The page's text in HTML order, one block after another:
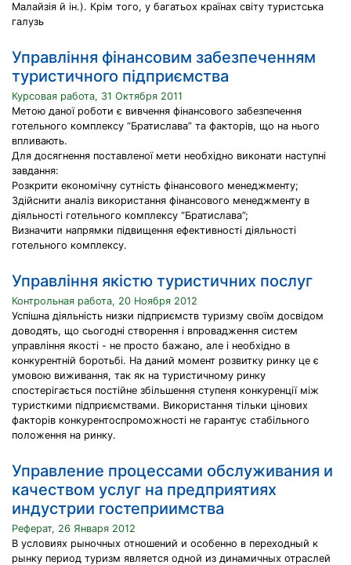
Малайзія й ін.). Крім того, у багатьох країнах світу туристська
галузь
Управління фінансовим забезпеченням
туристичного підприємства
Курсовая работа, 31 Октября 2011
Метою даної роботи є вивчення фінансового забезпечення
готельного комплексу “Братислава” та факторів, що на нього
впливають.
Для досягнення поставленої мети необхідно виконати наступні
завдання:
Розкрити економічну сутність фінансового менеджменту;
Здійснити аналіз використання фінансового менеджменту в
діяльності готельного комплексу “Братислава”;
Визначити напрямки підвищення ефективності діяльності
готельного комплексу.
Управління якістю туристичних послуг
Контрольная работа, 20 Ноября 2012
Успішна діяльність низки підприємств туризму своїм досвідом
доводять, що сьогодні створення і впровадження систем
управління якості - не просто бажано, але і необхідно в
конкурентній боротьбі. На даний момент розвитку ринку це є
умовою виживання, так як на туристичному ринку
спостерігається постійне збільшення ступеня конкуренції між
туристкими підприємствами. Використання тільки цінових
факторів конкурентоспроможності не гарантує стабільного
положення на ринку.
Управление процессами обслуживания и
качеством услуг на предприятиях
индустрии гостеприимства
Реферат, 26 Января 2012
В условиях рыночных отношений и особенно в переходный к
рынку период туризм является одной из динамичных отраслей